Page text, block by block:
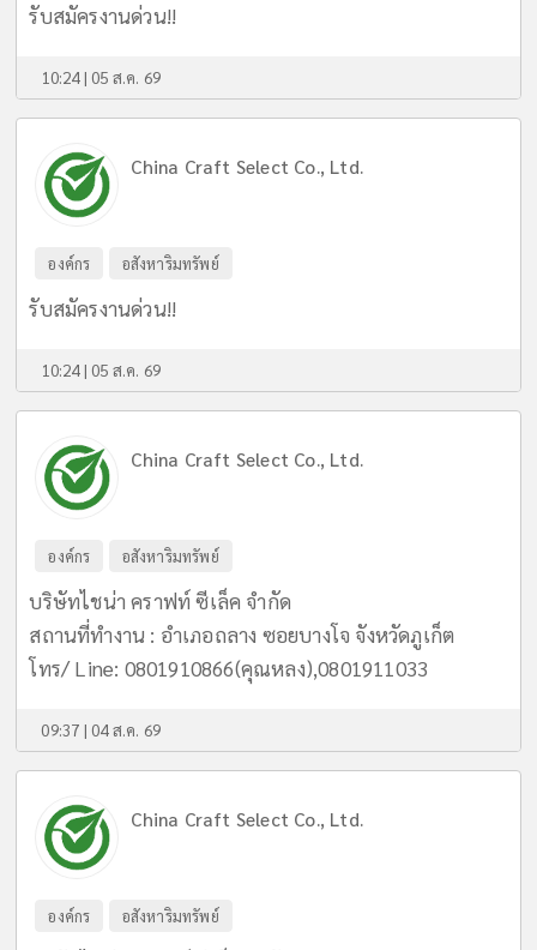
รับสมัครงานด่วน!!
10:24 | 05 ส.ค. 69
China Craft Select Co., Ltd.
องค์กร อสังหาริมทรัพย์
รับสมัครงานด่วน!!
10:24 | 05 ส.ค. 69
China Craft Select Co., Ltd.
องค์กร อสังหาริมทรัพย์
บริษัทไชน่า คราฟท์ ซีเล็ค จำกัด
สถานที่ทำงาน : อำเภอถลาง ซอยบางโจ จังหวัดภูเก็ต
โทร/ Line: 0801910866(คุณหลง),0801911033
09:37 | 04 ส.ค. 69
China Craft Select Co., Ltd.
องค์กร อสังหาริมทรัพย์